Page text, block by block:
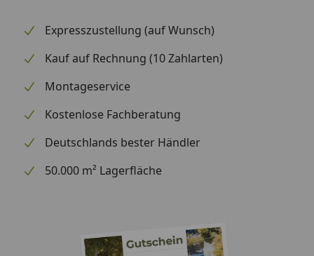
nicht im Lieferumfang enthalten -
optional erhältlich im Reiter
"Zubehör")
erhältlich
(siehe Reiter
"Zubehör")
Aluminium + Spezialschrauben)
des Daches an den
von Aluminiumblenden.
Alternativ ist allerdings auch eine
Expresszustellung (auf Wunsch)
Kauf auf Rechnung (10 Zahlarten)
Montageservice
Kostenlose Fachberatung
Deutschlands bester Händler
50.000 m² Lagerfläche